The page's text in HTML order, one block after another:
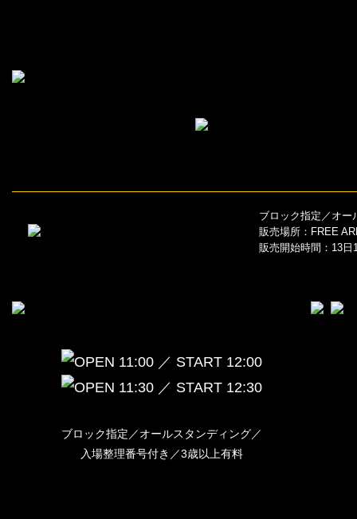
ブロック指定／オー
販売場所：FREE
販売開始時間：13日
OPEN 11:00 ／ START 12:00
OPEN 11:30 ／ START 12:30
ブロック指定／オールスタンディング／
入場整理番号付き／3歳以上有料